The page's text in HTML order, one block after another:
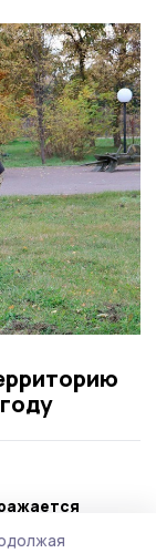
за